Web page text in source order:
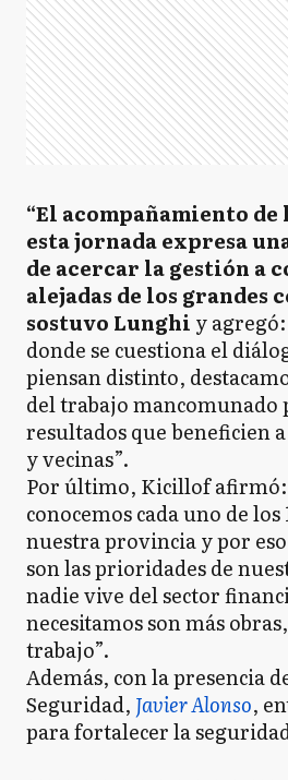
“El acompañamiento
esta jornada expresa
de acercar la gestión a
alejadas de los grandes
sostuvo Lunghi y
donde se cuestiona el
piensan distinto,
del trabajo mancomunado
resultados que beneficien
y vecinas”.
Por último, Kicillof afirmó:
conocemos cada uno de
nuestra provincia y por eso
son las prioridades de
nadie vive del sector
necesitamos son más
trabajo”.
Además, con la presencia
Seguridad, Javier Alonso,
para fortalecer la